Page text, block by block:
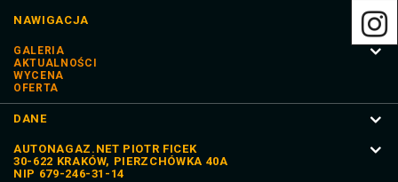
NAWIGACJA
GALERIA
AKTUALNOŚCI
WYCENA
OFERTA
DANE
AUTONAGAZ.NET PIOTR FICEK
30-622 KRAKÓW, PIERZCHÓWKA 40A
NIP 679-246-31-14